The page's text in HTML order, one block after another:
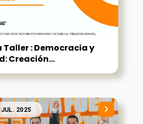
: Democracia y
Creación...
2025